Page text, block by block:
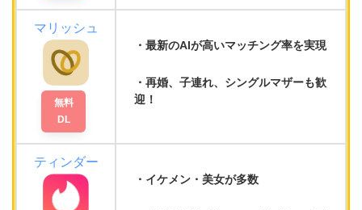
マリッシュ
無料
DL
最新のAIが高いマッチング率を実現
再婚、 子連れ、 シングルマザーも歓
迎！
ティンダー
イケメン・美女が多数